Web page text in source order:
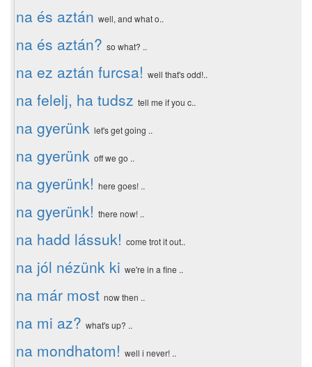
na és aztán well, and what o..
na és aztán? so what? ..
na ez aztán furcsa! well that's odd!..
na felelj, ha tudsz tell me if you c..
na gyerünk let's get going ..
na gyerünk off we go ..
na gyerünk! here goes! ..
na gyerünk! there now! ..
na hadd lássuk! come trot it out..
na jól nézünk ki we're in a fine ..
na már most now then ..
na mi az? what's up? ..
na mondhatom! well i never! ..